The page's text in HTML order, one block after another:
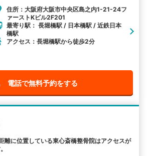
住所：大阪府大阪市中央区島之内1-21-24フ
ァーストKビル2F201
最寄り駅： 長堀橋駅 / 日本橋駅 / 近鉄日本
橋駅
アクセス：長堀橋駅から徒歩2分
電話で無料予約をする
離に位置している東心斎橋整骨院はアクセスが